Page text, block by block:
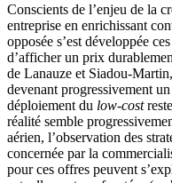
Conscients de l’enjeu de la
entreprise en enrichissant
opposée s’est développée
d’afficher un prix
de Lanauze et Siadou-
devenant progressivement
déploiement du low-cost
réalité semble
aérien, l’observation des
concernée par la
pour ces offres peuvent